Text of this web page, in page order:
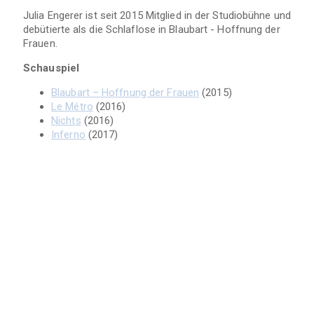
Julia Engerer ist seit 2015 Mitglied in der Studiobühne und
debütierte als die Schlaflosein Blaubart - Hoffnung der
Frauen.
Schauspiel
Blaubart – Hoffnung der Frauen (2015)
Le Métro (2016)
Nichts (2016)
Inferno (2017)